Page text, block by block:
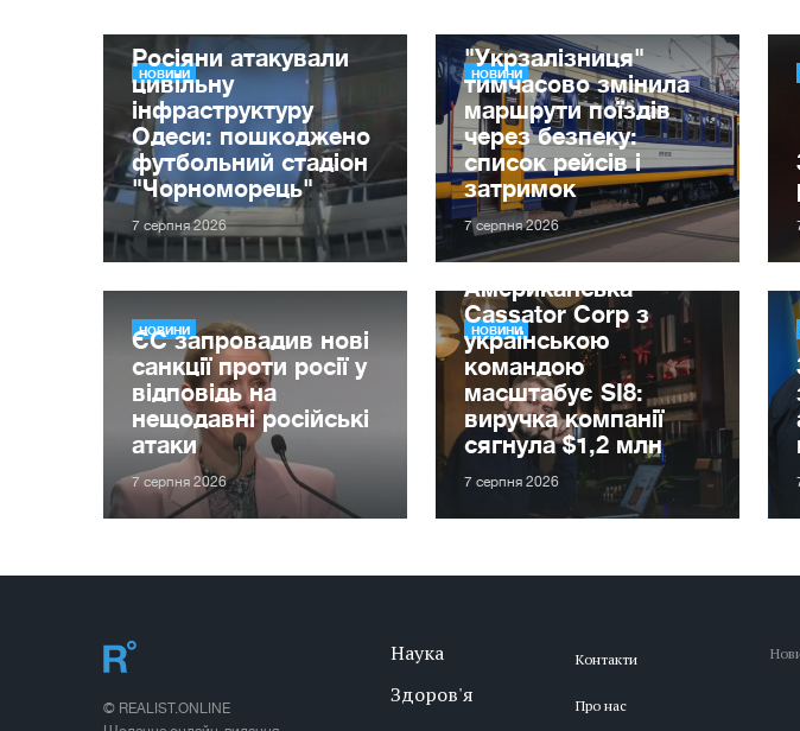
НОВИНИ
Росіяни атакували
цивільну
інфраструктуру
Одеси: пошкоджено
футбольний стадіон
"Чорноморець"
7 серпня 2026
НОВИНИ
"Укрзалізниця"
тимчасово змінила
маршрути поїздів
через безпеку:
список рейсів і
затримок
7 серпня 2026
НОВИНИ
ЄС запровадив нові
санкції проти росії у
відповідь на
нещодавні російські
атаки
7 серпня 2026
НОВИНИ
Американська
Cassator Corp з
українською
командою
масштабує SI8:
виручка компанії
сягнула $1,2 млн
7 серпня 2026
© REALIST.ONLINE
Наука
Здоров'я
Контакти
Про нас